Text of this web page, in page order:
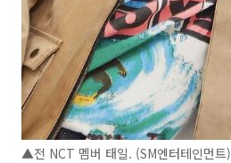
▲전 NCT 멤버 태일. (SM엔터테인먼트)